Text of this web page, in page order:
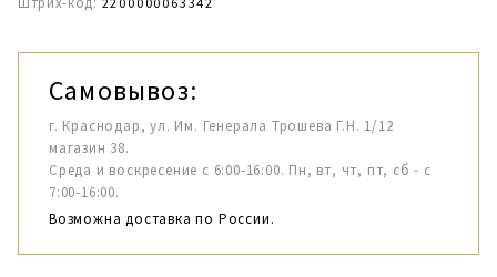
Самовывоз:
г. Краснодар, ул. Им. Генерала Трошева Г.Н. 1/12
магазин 38.
Среда и воскресение с 6:00-16:00. Пн, вт, чт, пт, сб - с
7:00-16:00.
Возможна доставка по России.